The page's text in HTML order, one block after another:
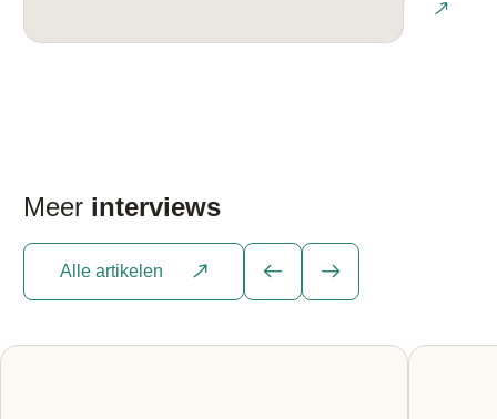
Lees meer
Meer interviews
Alle artikelen